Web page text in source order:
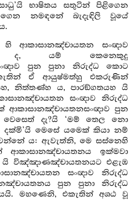
භාෂිතය සතුටින් පිළිගෙන
නමඳනේ බැදැඳිලි වූයේ
ආකාසානඤ්චායතන සංඥාව
යම් කෙනෙකුදු
පුන පුනා නිරුද්ධ කොට
ඒ ආයුෂ්මත්හු එකරුණින්
නිත්තණ්හ ය, පාරඞ්ගතයහ යි
සංඥාව නිරුද්ධ
ආකාසානඤ්චායතනසංඥාව පුන
දැ?යි ‘මම් තෙල නො
මෙසේ යමෙක් කියා නම්
ය: ඇවැත්නි, මෙ සස්නෙහි
ආකාසානඤ්චායතනය ඉක්මවා
යි විඤ්ඤාණඤ්චායතනයට එළැඹ
සංඥාව නිරුද්ධ
පුන පුනා නිරුද්ධ
මහණෙනි, එකැතින් අශඨ වූ